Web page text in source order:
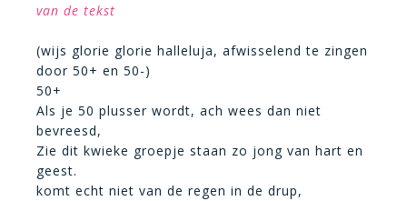
van de tekst
(wijs glorie glorie halleluja, afwisselend te zingen
door 50+ en 50-)
50+
Als je 50 plusser wordt, ach wees dan niet
bevreesd,
Zie dit kwieke groepje staan zo jong van hart en
geest.
komt echt niet van de regen in de drup,